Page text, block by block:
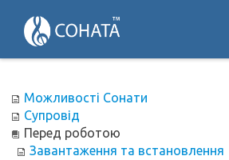
Можливості Сонати
Супровід
Перед роботою
Завантаження та встановлення